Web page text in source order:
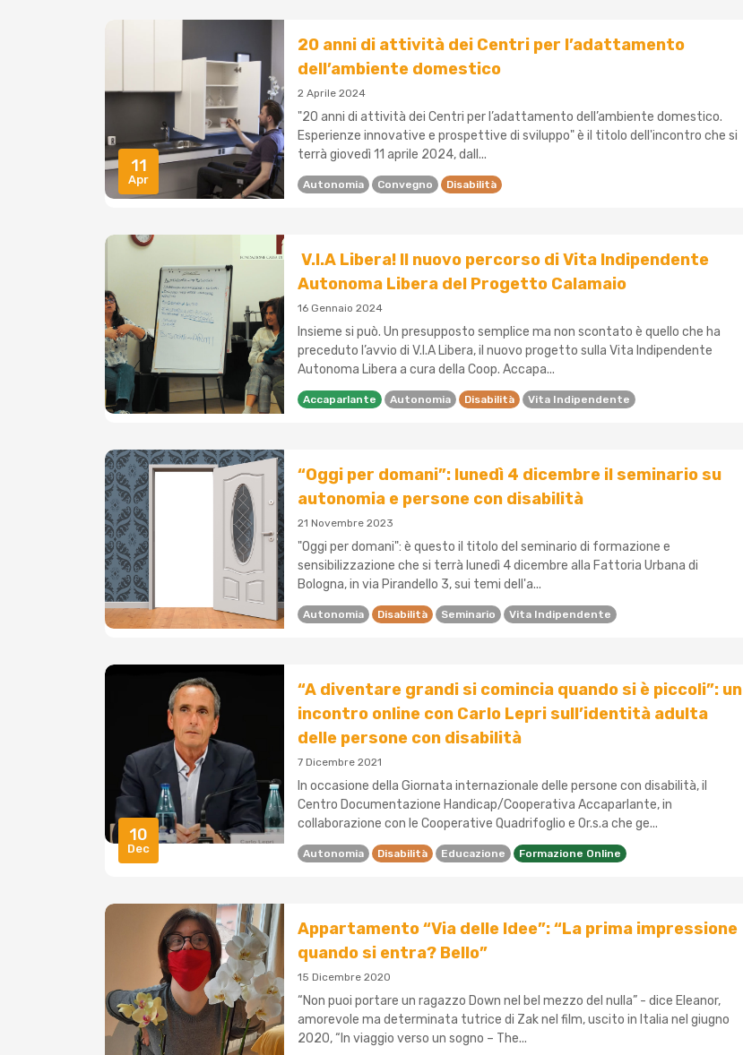
11
Apr
20 anni di attività dei Centri per l’adattamento
dell’ambiente domestico
2 Aprile 2024
"20 anni di attività dei Centri per l’adattamento dell’ambiente domestico.
Esperienze innovative e prospettive di sviluppo" è il titolo dell'incontro che si
terrà giovedì 11 aprile 2024, dall...
Autonomia Convegno Disabilità
V.I.A Libera! Il nuovo percorso di Vita Indipendente
Autonoma Libera del Progetto Calamaio
16 Gennaio 2024
Insieme si può. Un presupposto semplice ma non scontato è quello che ha
preceduto l’avvio di V.I.A Libera, il nuovo progetto sulla Vita Indipendente
Autonoma Libera a cura della Coop. Accapa...
Accaparlante Autonomia Disabilità Vita Indipendente
“Oggi per domani”: lunedì 4 dicembre il seminario su
autonomia e persone con disabilità
21 Novembre 2023
"Oggi per domani": è questo il titolo del seminario di formazione e
sensibilizzazione che si terrà lunedì 4 dicembre alla Fattoria Urbana di
Bologna, in via Pirandello 3, sui temi dell'a...
Autonomia Disabilità Seminario Vita Indipendente
10
Dec
“A diventare grandi si comincia quando si è piccoli”: un
incontro online con Carlo Lepri sull’identità adulta
delle persone con disabilità
7 Dicembre 2021
In occasione della Giornata internazionale delle persone con disabilità, il
Centro Documentazione Handicap/Cooperativa Accaparlante, in
collaborazione con le Cooperative Quadrifoglio e Or.s.a che ge...
Autonomia Disabilità Educazione Formazione Online
Appartamento “Via delle Idee”: “La prima impressione
quando si entra? Bello”
15 Dicembre 2020
“Non puoi portare un ragazzo Down nel bel mezzo del nulla” - dice Eleanor,
amorevole ma determinata tutrice di Zak nel film, uscito in Italia nel giugno
2020, “In viaggio verso un sogno – The...